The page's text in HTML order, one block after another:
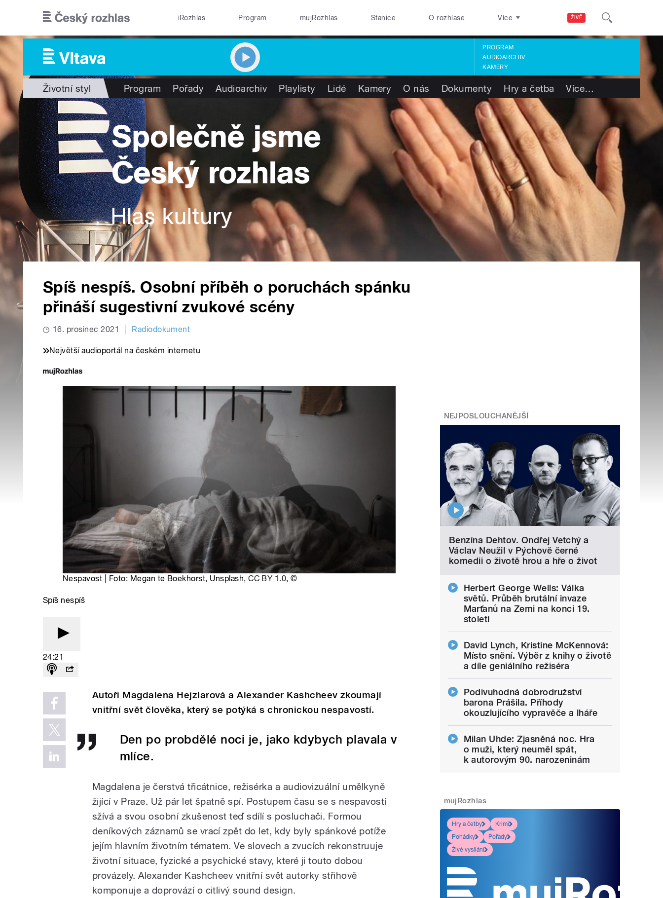
ŽIVĚ
iRozhlas Program mujRozhlas Stanice O rozhlase Více
PROGRAM
AUDIOARCHIV
KAMERY
Životní styl Program Pořady Audioarchiv Playlisty Lidé Kamery O nás Dokumenty Hry a četba Více…
Spíš nespíš. Osobní příběh o poruchách spánku
přináší sugestivní zvukové scény
16. prosinec 2021 Radiodokument
Největší audioportál na českém internetu
Nespavost | Foto: Megan te Boekhorst, Unsplash,CC BY 1.0,©
Spíš nespíš
24:21
Autoři Magdalena Hejzlarová a Alexander Kashcheev zkoumají
vnitřní svět člověka, který se potýká s chronickou nespavostí.
Den po probdělé noci je, jako kdybych plavala v
mlíce.
Magdalena je čerstvá třicátnice, režisérka a audiovizuální umělkyně
žijící v Praze. Už pár let špatně spí. Postupem času se s nespavostí
sžívá a svou osobní zkušenost teď sdílí s posluchači. Formou
deníkových záznamů se vrací zpět do let, kdy byly spánkové potíže
jejím hlavním životním tématem. Ve slovech a zvucích rekonstruuje
životní situace, fyzické a psychické stavy, které ji touto dobou
provázely. Alexander Kashcheev vnitřní svět autorky střihově
komponuje a doprovází o citlivý sound design.
NEJPOSLOUCHANĚJŠÍ
Benzína Dehtov. Ondřej Vetchý a
Václav Neužil v Pýchově černé
komedii o životě hrou a hře o život
Herbert George Wells: Válka
světů. Průběh brutální invaze
Marťanů na Zemi na konci 19.
století
David Lynch, Kristine McKennová:
Místo snění. Výběr z knihy o životě
a díle geniálního režiséra
Podivuhodná dobrodružství
barona Prášila. Příhody
okouzlujícího vypravěče a lháře
Milan Uhde: Zjasněná noc. Hra
o muži, který neuměl spát,
k autorovým 90. narozeninám
mujRozhlas
Hry a četby
Krimi
Pohádky
Pořady
Živé vysílání